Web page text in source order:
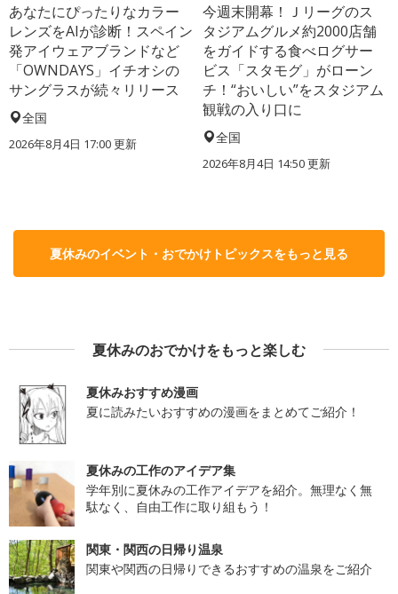
あなたにぴったりなカラー
レンズをAIが診断！スペイン
発アイウェアブランドなど
「OWNDAYS」イチオシの
サングラスが続々リリース
全国
2026年8月4日 17:00更新
今週末開幕！Ｊリーグのス
タジアムグルメ約2000店舗
をガイドする食べログサー
ビス「スタモグ」がローン
チ！“おいしい”をスタジアム
観戦の入り口に
全国
2026年8月4日 14:50更新
夏休みのイベント・おでかけトピックスをもっと見る
夏休みのおでかけをもっと楽しむ
夏休みおすすめ漫画
夏に読みたいおすすめの漫画をまとめてご紹介！
夏休みの工作のアイデア集
学年別に夏休みの工作アイデアを紹介。無理なく無
駄なく、自由工作に取り組もう！
関東・関西の日帰り温泉
関東や関西の日帰りできるおすすめの温泉をご紹介